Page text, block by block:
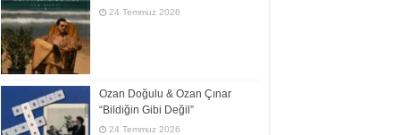
24 Temmuz 2026
Ozan Doğulu & Ozan Çınar
“Bildiğin Gibi Değil”
24 Temmuz 2026